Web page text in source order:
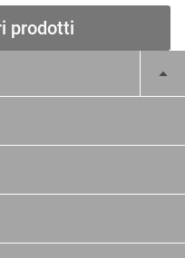
prodotti